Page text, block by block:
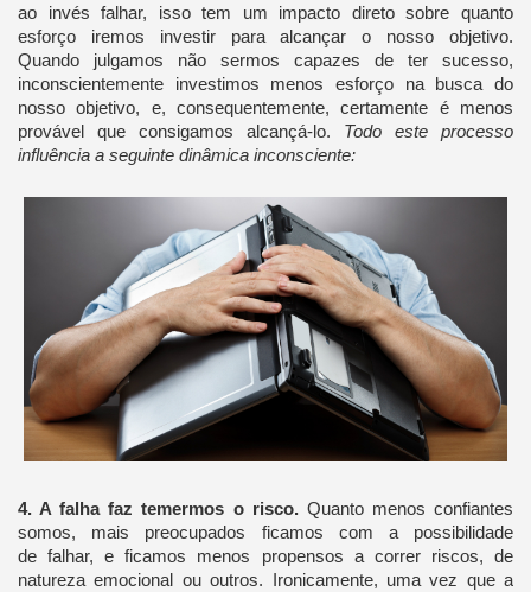
ao invés falhar, isso tem um impacto direto sobre quanto
esforço iremos investir para alcançar o nosso objetivo.
Quando julgamos não sermos capazes de ter sucesso,
inconscientemente investimos menos esforço na busca do
nosso objetivo, e, consequentemente, certamente é menos
provável que consigamos alcançá-lo. Todo este processo
influência a seguinte dinâmica inconsciente:
4. A falha faz temermos o risco.Quanto menos confiantes
somos, mais preocupados ficamos com a possibilidade
de falhar, e ficamos menos propensos a correr riscos, de
natureza emocional ou outros. Ironicamente, uma vez que a